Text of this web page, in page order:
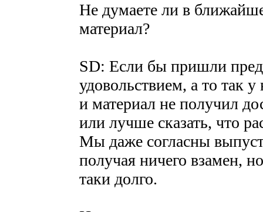
Не думаете ли в
материал?
SD: Если бы пришли
удовольствием, а то так
и материал не получил
или лучше сказать, что
Мы даже согласны
получая ничего взамен,
таки долго.